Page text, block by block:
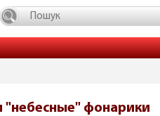
"небесные" фонарики